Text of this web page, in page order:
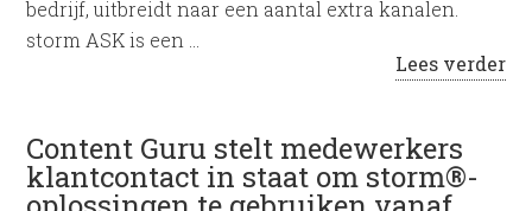
bedrijf, uitbreidt naar een aantal extra kanalen.
storm ASK is een …
Lees verder
Content Guru stelt medewerkers
klantcontact in staat om storm®-